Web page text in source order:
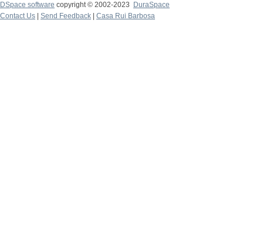
DSpace software copyright © 2002-2023
DuraSpace
Contact Us
Send Feedback Casa Rui Barbosa